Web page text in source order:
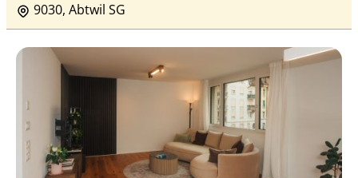
9030, Abtwil SG